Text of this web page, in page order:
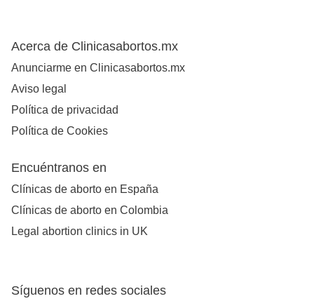
Acerca de Clinicasabortos.mx
Anunciarme en Clinicasabortos.mx
Aviso legal
Política de privacidad
Política de Cookies
Encuéntranos en
Clínicas de aborto en España
Clínicas de aborto en Colombia
Legal abortion clinics in UK
Síguenos en redes sociales